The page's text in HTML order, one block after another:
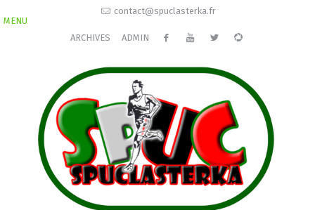
contact@spuclasterka.fr
ARCHIVES ADMIN
MENU